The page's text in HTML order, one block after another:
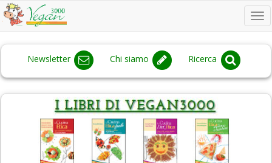
Newsletter Chi siamo Ricerca